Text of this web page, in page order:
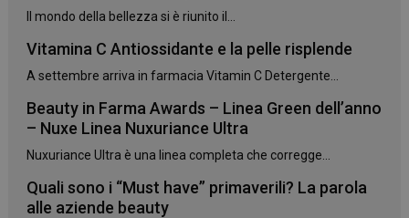
Il mondo della bellezza si è riunito il...
Vitamina C Antiossidante e la pelle risplende
A settembre arriva in farmacia Vitamin C Detergente...
Beauty in Farma Awards – Linea Green dell’anno
– Nuxe Linea Nuxuriance Ultra
Nuxuriance Ultra è una linea completa che corregge...
Quali sono i “Must have” primaverili? La parola
alle aziende beauty